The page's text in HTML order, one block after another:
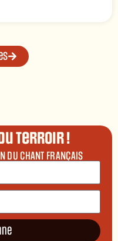
terroir !
DU CHANT FRANÇAIS